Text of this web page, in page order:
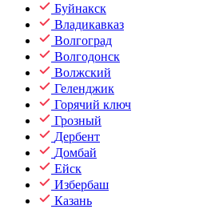
Буйнакск
Владикавказ
Волгоград
Волгодонск
Волжский
Геленджик
Горячий ключ
Грозный
Дербент
Домбай
Ейск
Избербаш
Казань